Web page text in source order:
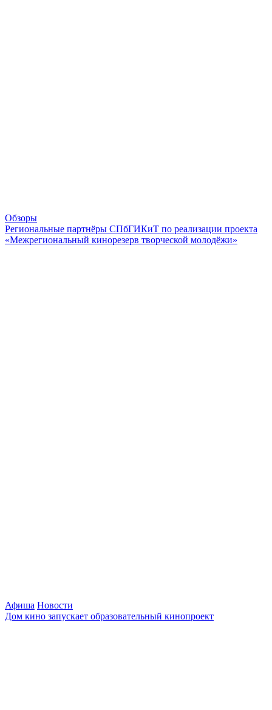
Обзоры
Региональные партнёры СПбГИКиТ по реализации проекта
«Межрегиональный кинорезерв творческой молодёжи»
Афиша Новости
Дом кино запускает образовательный кинопроект